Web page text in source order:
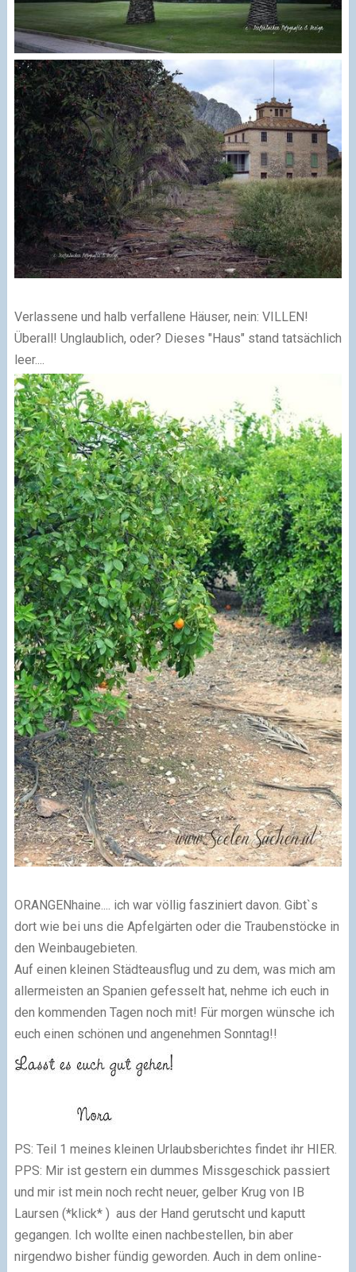
Verlassene und halb verfallene Häuser, nein: VILLEN!
Überall! Unglaublich, oder? Dieses "Haus" stand tatsächlich
leer....
ORANGENhaine.... ich war völlig fasziniert davon. Gibt`s
dort wie bei uns die Apfelgärten oder die Traubenstöcke in
den Weinbaugebieten.
Auf einen kleinen Städteausflug und zu dem, was mich am
allermeisten an Spanien gefesselt hat, nehme ich euch in
den kommenden Tagen noch mit! Für morgen wünsche ich
euch einen schönen und angenehmen Sonntag!!
PS: Teil 1 meines kleinen Urlaubsberichtes findet ihr HIER.
PPS: Mir ist gestern ein dummes Missgeschick passiert
und mir ist mein noch recht neuer, gelber Krug von IB
Laursen (*klick* ) aus der Hand gerutscht und kaputt
gegangen. Ich wollte einen nachbestellen, bin aber
nirgendwo bisher fündig geworden. Auch in dem online-